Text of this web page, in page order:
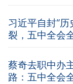
习近平自封“
裂，五中全会
蔡奇去职中办
路：五中全会